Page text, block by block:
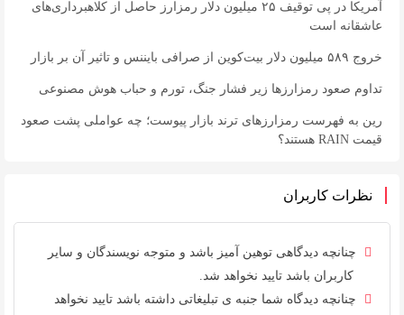
آمریکا در پی توقیف ۲۵ میلیون دلار رمزارز حاصل از کلاهبرداری‌های
عاشقانه است
خروج ۵۸۹ میلیون دلار بیت‌کوین از صرافی بایننس و تاثیر آن بر بازار
تداوم صعود رمزارزها زیر فشار جنگ، تورم و حباب هوش مصنوعی
رین به فهرست رمزارزهای ترند بازار پیوست؛ چه عواملی پشت صعود
قیمت RAIN هستند؟
نظرات کاربران
چنانچه دیدگاهی توهین آمیز باشد و متوجه نویسندگان و سایر
کاربران باشد تایید نخواهد شد.
چنانچه دیدگاه شما جنبه ی تبلیغاتی داشته باشد تایید نخواهد